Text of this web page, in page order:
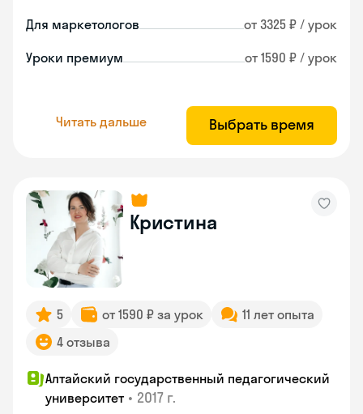
Для маркетологов от 3325 ₽ / урок
Уроки премиум от 1590 ₽ / урок
Читать дальше Выбрать время
Кристина
5 от 1590 ₽ за урок
11 лет опыта
4 отзыва
Алтайский государственный педагогический
университет • 2017 г.